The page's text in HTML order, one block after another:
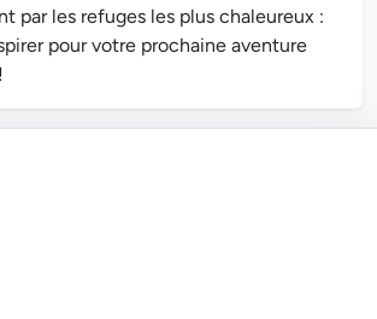
par les refuges les plus chaleureux :
pour votre prochaine aventure